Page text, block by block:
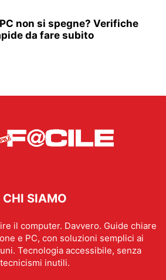
non si spegne? Verifiche
da fare subito
CHI SIAMO
il computer. Davvero. Guide chiare
e PC, con soluzioni semplici ai
Tecnologia accessibile, senza
tecnicismi inutili.